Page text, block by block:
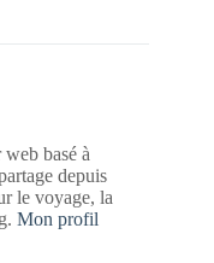
basé à
depuis
le voyage, la
Mon profil